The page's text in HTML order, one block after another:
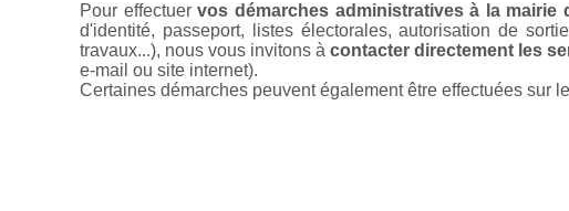
Pour effectuervos démarches administratives à la mairie
d'identité, passeport, listes électorales, autorisation de
travaux...), nous vous invitons à contacter directement les
e-mail ou site internet).
Certaines démarches peuvent également être effectuées sur